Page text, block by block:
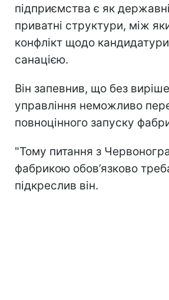
підприємства є як
приватні структури, між
конфлікт щодо
санацією.
Він запевнив, що без
управління неможливо
повноцінного запуску
"Тому питання з
фабрикою обов’язково
підкреслив він.